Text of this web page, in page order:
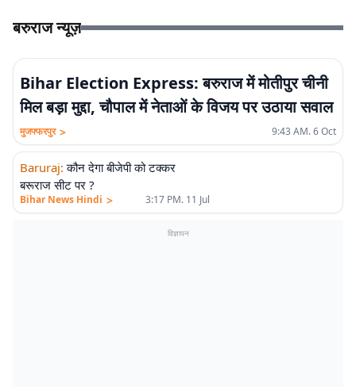
बरुराज न्यूज़
Bihar Election Express: बरुराज में मोतीपुर चीनी
मिल बड़ा मुद्दा, चौपाल में नेताओं के विजय पर उठाया सवाल
मुजफ्फरपुर > 9:43 AM. 6 Oct
Baruraj: कौन देगा बीजेपी को टक्कर
बरूराज सीट पर ?
Bihar News Hindi > 3:17 PM. 11 Jul
विज्ञापन